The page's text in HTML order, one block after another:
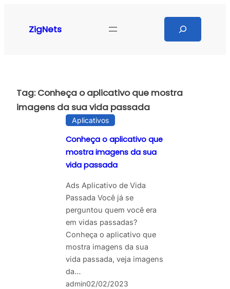
ZigNets
Tag:Conheça o aplicativo que mostra
imagens da sua vida passada
Aplicativos
Conheça o aplicativo que
mostra imagens da sua
vida passada
Ads Aplicativo de Vida
Passada Você já se
perguntou quem você era
em vidas passadas?
Conheça o aplicativo que
mostra imagens da sua
vida passada, veja imagens
da…
admin02/02/2023